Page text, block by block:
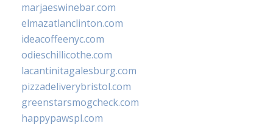
marjaeswinebar.com
elmazatlanclinton.com
ideacoffeenyc.com
odieschillicothe.com
lacantinitagalesburg.com
pizzadeliverybristol.com
greenstarsmogcheck.com
happypawspl.com